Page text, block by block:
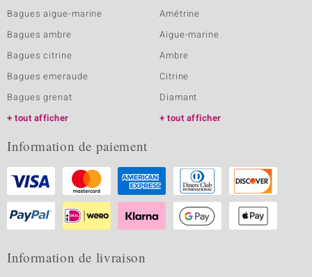
Bagues aigue-marine
Bagues ambre
Bagues citrine
Bagues emeraude
Bagues grenat
tout afficher
Amétrine
Aigue-marine
Ambre
Citrine
Diamant
tout afficher
Information de paiement
Information de livraison